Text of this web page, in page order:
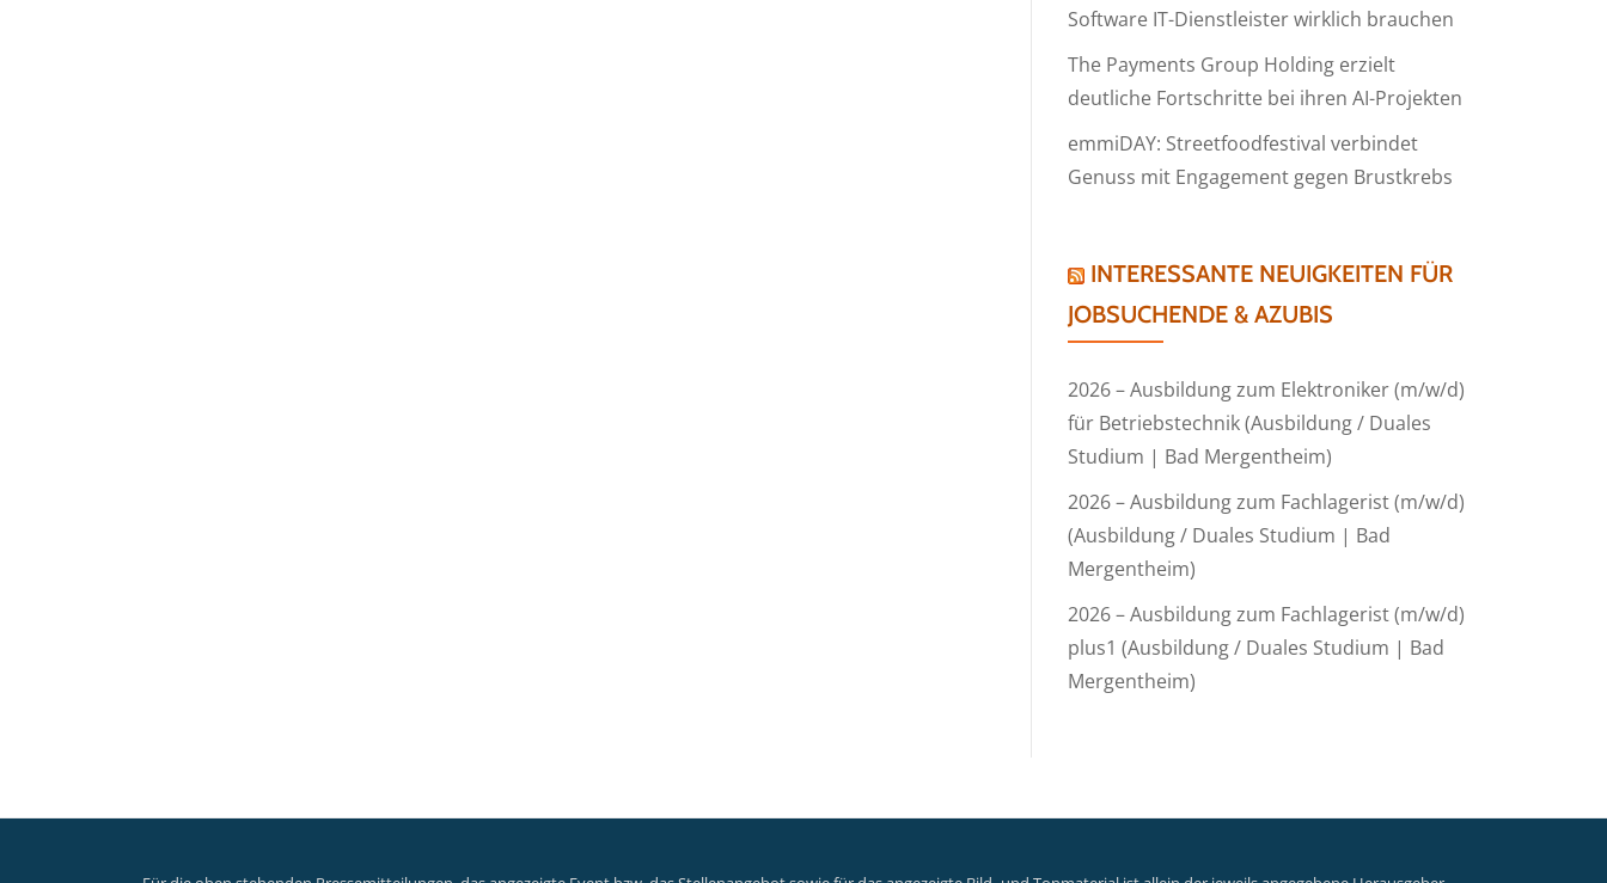
Software IT-Dienstleister wirklich brauchen
The Payments Group Holding erzielt
deutliche Fortschritte bei ihren AI-Projekten
emmiDAY: Streetfoodfestival verbindet
Genuss mit Engagement gegen Brustkrebs
INTERESSANTE NEUIGKEITEN FÜR
JOBSUCHENDE & AZUBIS
2026 – Ausbildung zum Elektroniker (m/w/d)
für Betriebstechnik (Ausbildung / Duales
Studium | Bad Mergentheim)
2026 – Ausbildung zum Fachlagerist (m/w/d)
(Ausbildung / Duales Studium | Bad
Mergentheim)
2026 – Ausbildung zum Fachlagerist (m/w/d)
plus1 (Ausbildung / Duales Studium | Bad
Mergentheim)